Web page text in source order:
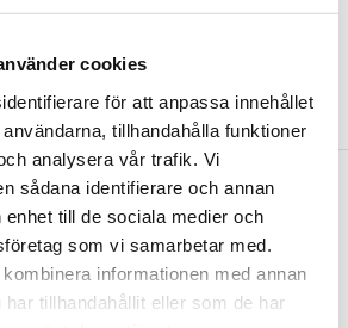
cookies
för att anpassa innehållet
tillhandahålla funktioner
analysera vår trafik. Vi
sådana identifierare och annan
enhet till de sociala medier och
som vi samarbetar med.
informationen med annan
tillhandahållit eller som de har
Nyhetsbrev